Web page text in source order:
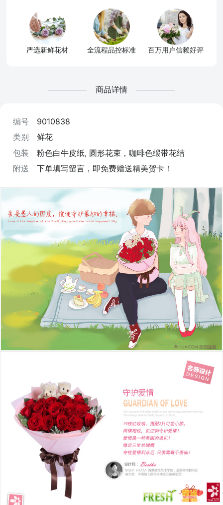
严选新鲜花材 全流程品控标准 百万用户信赖好评
商品详情
编号
9010838
类别
鲜花
包装
粉色白牛皮纸, 圆形花束，咖啡色缎带花结
附送
下单填写留言，即免费赠送精美贺卡！